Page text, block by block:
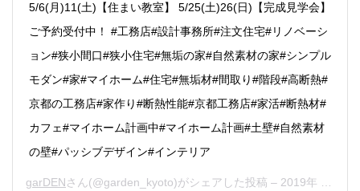
5/6(月)11(土)【住まい教室】 5/25(土)26(日)【完成見学会】
ご予約受付中！ #工務店#設計事務所#注文住宅#リノベーシ
ョン#狭小間口#狭小住宅#無垢の家#自然素材の家#シンプル
モダン#家#マイホーム#住宅#無垢材#間取り#階段#高断熱#
京都の工務店#家作り#断熱性能#京都工務店#家活#断熱材#
カフェ#マイホーム計画中#マイホーム計画#土壁#自然素材
の壁#パッシブデザイン#インテリア
garDENさん(@garden_kyoto)がシェアした投稿 – 2019年 4月月24日午前1時41分PDT